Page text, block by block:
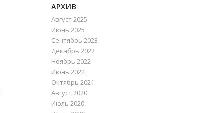
АРХИВ
Август 2025
Июнь 2025
Сентябрь 2023
Декабрь 2022
Ноябрь 2022
Июнь 2022
Октябрь 2021
Август 2020
Июль 2020